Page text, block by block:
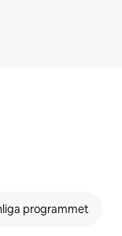
programmet